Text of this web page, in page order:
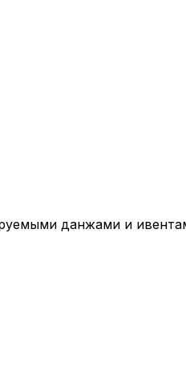
данжами и